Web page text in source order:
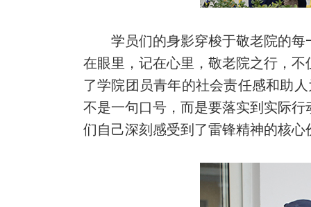
学员们的身影穿梭于敬老院的
在眼里，记在心里，敬老院之行，
了学院团员青年的社会责任感和助
不是一句口号，而是要落实到实际
们自己深刻感受到了雷锋精神的核心